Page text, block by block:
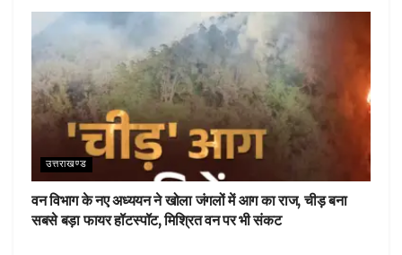
उत्तराखण्ड
वन विभाग के नए अध्ययन ने खोला जंगलों में आग का राज, चीड़ बना
सबसे बड़ा फायर हॉटस्पॉट, मिश्रित वन पर भी संकट